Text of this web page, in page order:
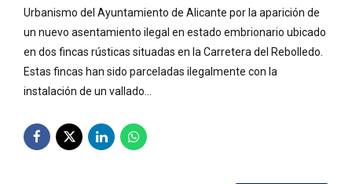
Urbanismo del Ayuntamiento de Alicante por la aparición de
un nuevo asentamiento ilegal en estado embrionario ubicado
en dos fincas rústicas situadas en la Carretera del Rebolledo.
Estas fincas han sido parceladas ilegalmente con la
instalación de un vallado...